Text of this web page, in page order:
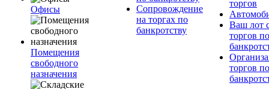
Офисы
Помещения
свободного
назначения
Сопровождение
на торгах по
банкротству
торгов
Ваш лот
торгов по
торгов по